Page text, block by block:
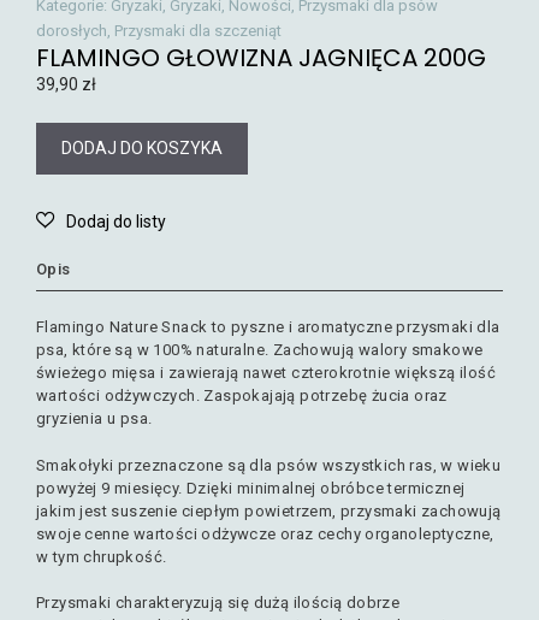
FLAMINGO GŁOWIZNA JAGNIĘCA 200G
39,90 zł
Opis
Flamingo Nature Snack to pyszne i aromatyczne przysmaki dla
psa, które są w 100% naturalne. Zachowują walory smakowe
świeżego mięsa i zawierają nawet czterokrotnie większą ilość
wartości odżywczych. Zaspokajają potrzebę żucia oraz
gryzienia u psa.
Smakołyki przeznaczone są dla psów wszystkich ras, w wieku
powyżej 9 miesięcy.Dzięki minimalnej obróbce termicznej
jakim jest suszenie ciepłym powietrzem, przysmaki zachowują
swoje cenne wartości odżywcze oraz cechy organoleptyczne,
w tym chrupkość.
Przysmaki charakteryzują się dużą ilością dobrze
DODAJ DO KOSZYKA
Kategorie: Gryzaki, Gryzaki, Nowości, Przysmaki dla psów
dorosłych, Przysmaki dla szczeniąt